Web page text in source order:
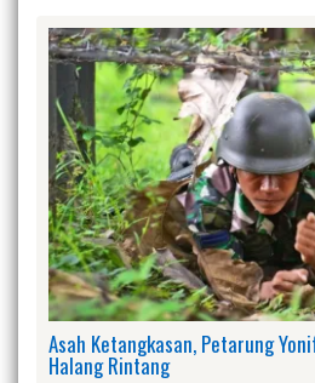
Asah Ketangkasan, Petarung
Halang Rintang